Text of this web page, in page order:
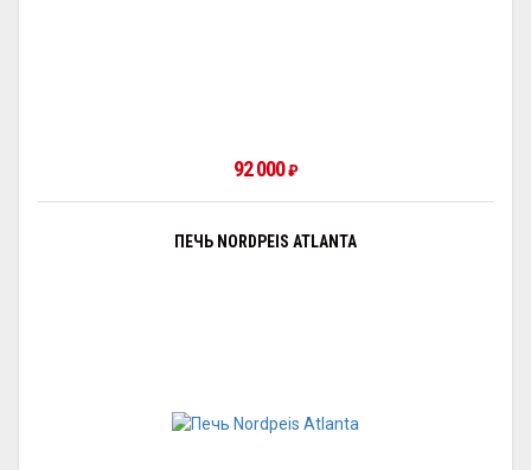
92 000₽
ПЕЧЬ NORDPEIS ATLANTA